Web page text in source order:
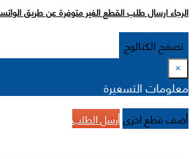
الرجاء ارسال طلب القطع الغير متوفرة عن طريق
تصفح الكتالوج
×
معلومات التسعيرة
أضف قطع اخرىأرسل الطلب